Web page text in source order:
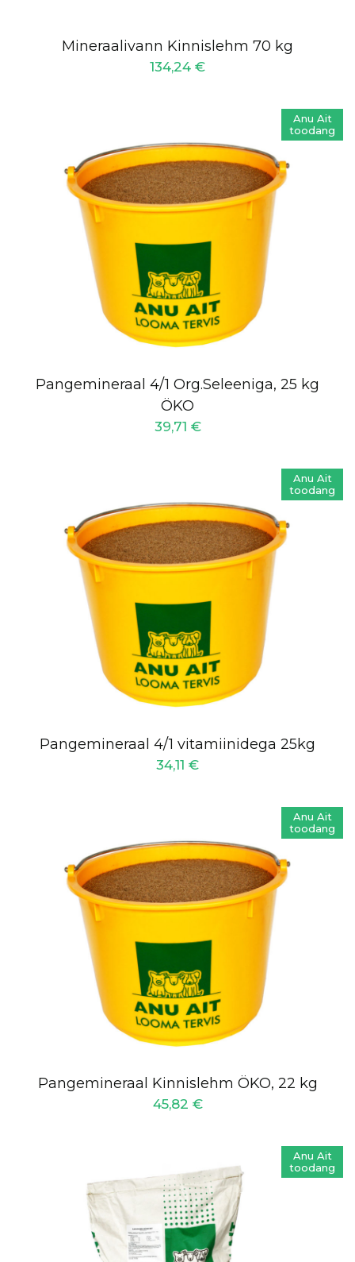
Mineraalivann Kinnislehm 70 kg
134,24 €
Anu Ait
toodang
Pangemineraal 4/1 Org.Seleeniga, 25 kg
ÖKO
39,71 €
Anu Ait
toodang
Pangemineraal 4/1 vitamiinidega 25kg
34,11 €
Anu Ait
toodang
Pangemineraal Kinnislehm ÖKO, 22 kg
45,82 €
Anu Ait
toodang